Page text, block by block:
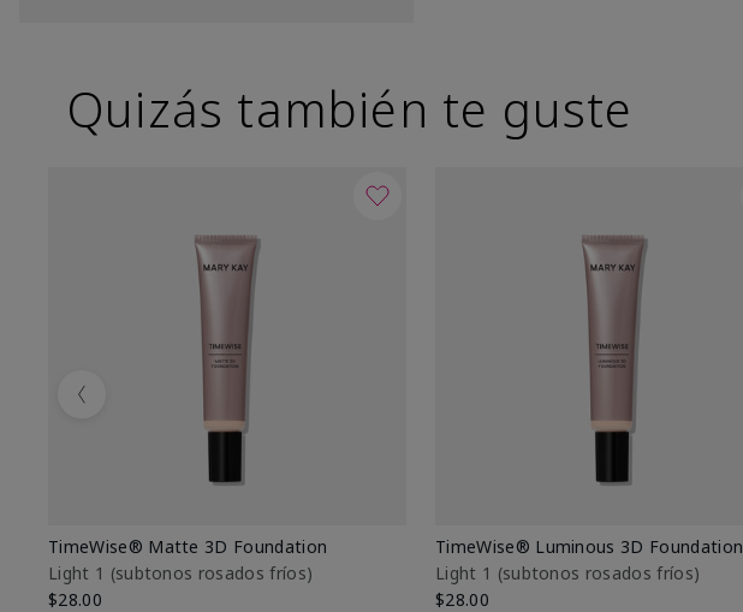
Quizás también te guste
TimeWise® Matte 3D Foundation
Light 1​ (subtonos rosados fríos)
$28.00
TimeWise® Luminous 3D Foundation
Light 1​ (subtonos rosados fríos)
$28.00
Previous